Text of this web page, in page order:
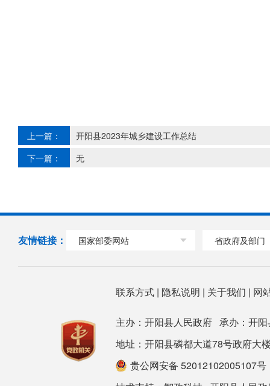
上一篇：
开阳县2023年城乡建设工作总结
下一篇：
无
友情链接： 国家部委网站 省政府及部门
联系方式| 隐私说明 | 关于我们 | 网
主办：开阳县人民政府 承办：开
地址：开阳县磷都大道78号政府
贵公网安备 52012102005107号